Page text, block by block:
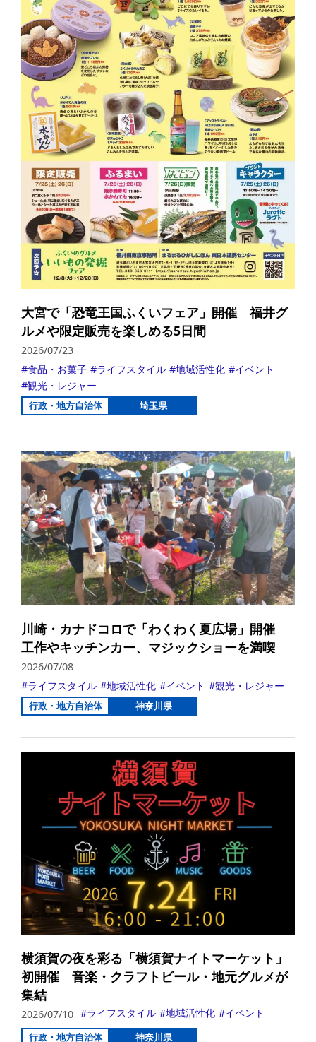
大宮で「恐竜王国ふくいフェア」開催 福井グ
ルメや限定販売を楽しめる5日間
2026/07/23
食品・お菓子
ライフスタイル 地域活性化
イベント
観光・レジャー
行政・地方自治体 埼玉県
川崎・カナドコロで「わくわく夏広場」開催
工作やキッチンカー、マジックショーを満喫
2026/07/08
ライフスタイル
地域活性化 イベント 観光・レジャー
行政・地方自治体 神奈川県
横須賀の夜を彩る「横須賀ナイトマーケット」
初開催 音楽・クラフトビール・地元グルメが
集結
2026/07/10 ライフスタイル 地域活性化 イベント
行政・地方自治体 神奈川県